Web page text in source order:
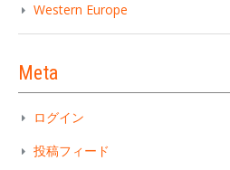
Western Europe
Meta
ログイン
投稿フィード